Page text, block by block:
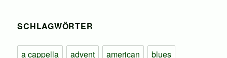
SCHLAGWÖRTER
a cappella advent american
blues